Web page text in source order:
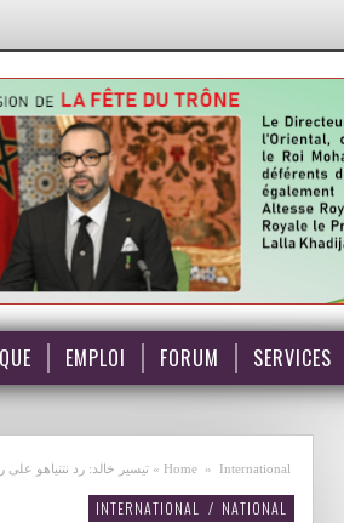
EMPLOI FORUM SERVICES
Home » International
» تيسير خالد: رد نتنياهو على
INTERNATIONAL / NATIONAL